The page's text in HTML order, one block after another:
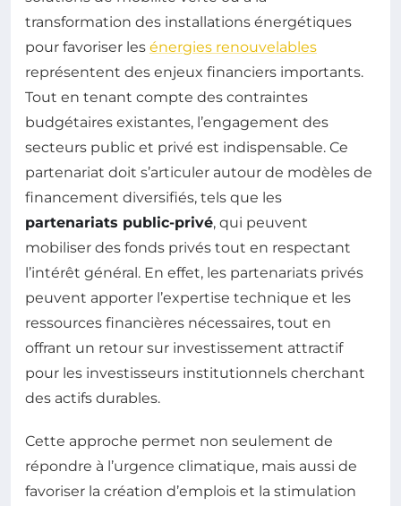
transformation des installations énergétiques
pour favoriser les énergies renouvelables
représentent des enjeux financiers importants.
Tout en tenant compte des contraintes
budgétaires existantes, l’engagement des
secteurs public et privé est indispensable. Ce
partenariat doit s’articuler autour de modèles de
financement diversifiés, tels que les
partenariats public-privé, qui peuvent
mobiliser des fonds privés tout en respectant
l’intérêt général. En effet, les partenariats privés
peuvent apporter l’expertise technique et les
ressources financières nécessaires, tout en
offrant un retour sur investissement attractif
pour les investisseurs institutionnels cherchant
des actifs durables.
Cette approche permet non seulement de
répondre à l’urgence climatique, mais aussi de
favoriser la création d’emplois et la stimulation